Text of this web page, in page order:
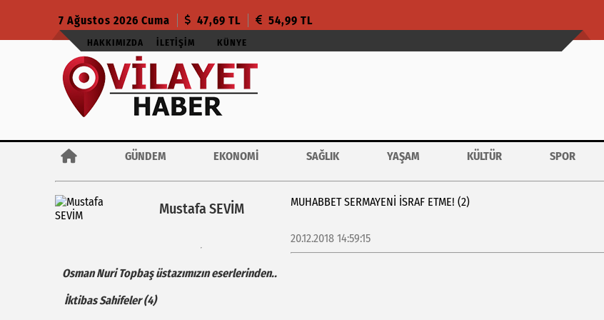
7 Ağustos 2026 Cuma 47,69 TL 54,99 TL
HAKKIMIZDA İLETIŞIM KÜNYE
GÜNDEM EKONOMİ SAĞLIK YAŞAM KÜLTÜR SPOR
Mustafa SEVİM MUHABBET SERMAYENI ISRAF ETME! (2)
20.12.2018 14:59:15
Osman Nuri Topbaş üstazımızın eserlerinden..
İktibas Sahifeler (4)